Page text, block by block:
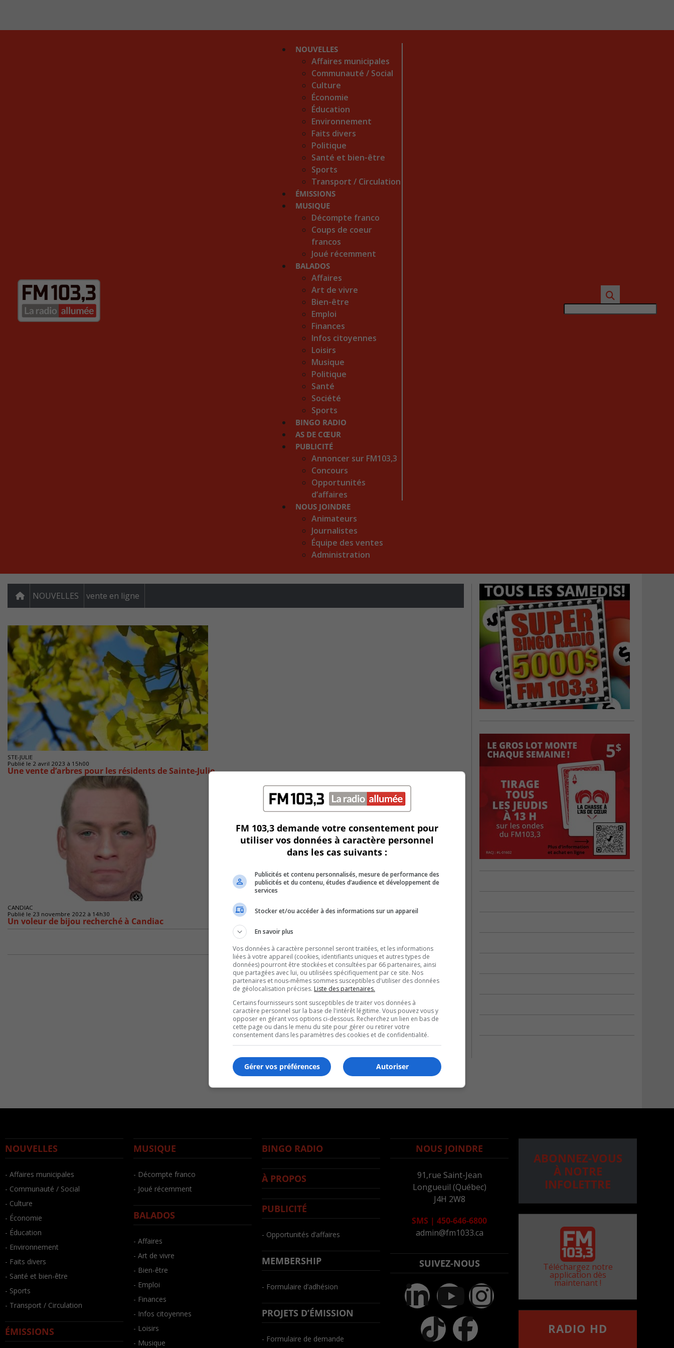
NOUVELLES
Affaires municipales
Communauté / Social
Culture
Économie
Éducation
Environnement
Faits divers
Politique
Santé et bien-être
Sports
Transport / Circulation
ÉMISSIONS
MUSIQUE
Décompte franco
Coups de coeur
francos
Joué récemment
BALADOS
Affaires
Art de vivre
Bien-être
Emploi
Finances
Infos citoyennes
Loisirs
Musique
Politique
Santé
Société
Sports
BINGO RADIO
AS DE CŒUR
PUBLICITÉ
Annoncer sur FM103,3
Concours
Opportunités
d’affaires
NOUS JOINDRE
Animateurs
Journalistes
Équipe des ventes
Administration
NOUVELLES vente en ligne
STE-JULIE
Publié le 2 avril 2023 à 15h00
Une vente d’arbres pour les résidents de Sainte-Julie
CANDIAC
Publié le 23 novembre 2022 à 14h30
Un voleur de bijou recherché à Candiac
NOUVELLES
- Affaires municipales
- Communauté / Social
- Culture
- Économie
- Éducation
- Environnement
- Faits divers
- Santé et bien-être
- Sports
- Transport / Circulation
ÉMISSIONS
MUSIQUE
- Décompte franco
- Joué récemment
BALADOS
- Affaires
- Art de vivre
- Bien-être
- Emploi
- Finances
- Infos citoyennes
- Loisirs
- Musique
BINGO RADIO
À PROPOS
PUBLICITÉ
- Opportunités d’affaires
MEMBERSHIP
- Formulaire d’adhésion
PROJETS D’ÉMISSION
- Formulaire de demande
NOUS JOINDRE
91,rue Saint-Jean
Longueuil (Québec)
J4H 2W8
SMS | 450-646-6800
admin@fm1033.ca
SUIVEZ-NOUS
ABONNEZ-VOUS
À NOTRE
INFOLETTRE
Téléchargez notre
application dès
maintenant !
RADIO HD
FM 103,3 demande votre consentement pour
utiliser vos données à caractère personnel
dans les cas suivants :
Publicités et contenu personnalisés, mesure de performance des
publicités et du contenu, études d’audience et développement de
services
Stocker et/ou accéder à des informations sur un appareil
En savoir plus
Vos données à caractère personnel seront traitées, et les informations
liées à votre appareil (cookies, identifiants uniques et autres types de
données) pourront être stockées et consultées par 66 partenaires, ainsi
que partagées avec lui, ou utilisées spécifiquement par ce site. Nos
partenaires et nous-mêmes sommes susceptibles d'utiliser des données
de géolocalisation précises. Liste des partenaires.
Certains fournisseurs sont susceptibles de traiter vos données à
caractère personnel sur la base de l'intérêt légitime. Vous pouvez vous y
opposer en gérant vos options ci-dessous. Recherchez un lien en bas de
cette page ou dans le menu du site pour gérer ou retirer votre
consentement dans les paramètres des cookies et de confidentialité.
Autoriser
Gérer vos préférences